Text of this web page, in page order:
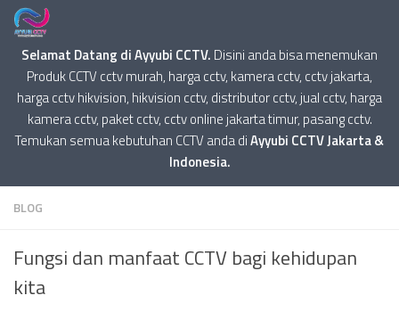
Selamat Datang di Ayyubi CCTV. Disini anda bisa menemukan
Produk CCTV cctv murah, harga cctv, kamera cctv, cctv jakarta,
harga cctv hikvision, hikvision cctv, distributor cctv, jual cctv, harga
kamera cctv, paket cctv, cctv online jakarta timur, pasang cctv.
Temukan semua kebutuhan CCTV anda diAyyubi CCTV Jakarta &
Indonesia.
BLOG
Fungsi dan manfaat CCTV bagi kehidupan
kita